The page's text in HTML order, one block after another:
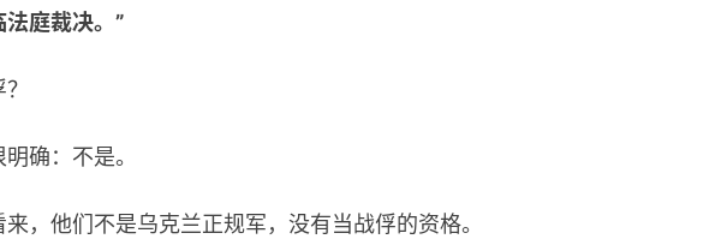
庭裁决。”
：不是。
他们不是乌克兰正规军，没有当战俘的资格。